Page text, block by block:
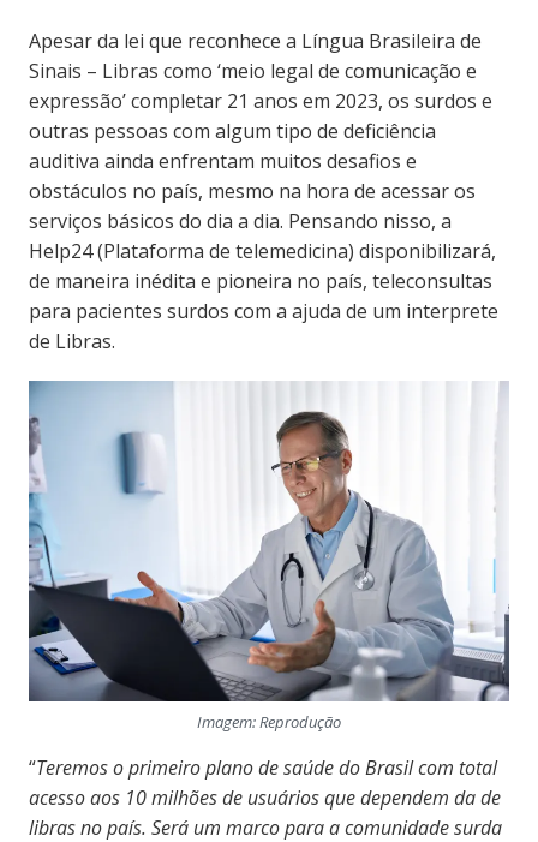
Apesar da lei que reconhece a Língua Brasileira de
Sinais – Libras como ‘meio legal de comunicação e
expressão’ completar 21 anos em 2023, os surdos e
outras pessoas com algum tipo de deficiência
auditiva ainda enfrentam muitos desafios e
obstáculos no país, mesmo na hora de acessar os
serviços básicos do dia a dia. Pensando nisso, a
Help24 (Plataforma de telemedicina) disponibilizará,
de maneira inédita e pioneira no país, teleconsultas
para pacientes surdos com a ajuda de um interprete
de Libras.
Imagem: Reprodução
“Teremos o primeiro plano de saúde do Brasil com total
acesso aos 10 milhões de usuários que dependem da de
libras no país. Será um marco para a comunidade surda